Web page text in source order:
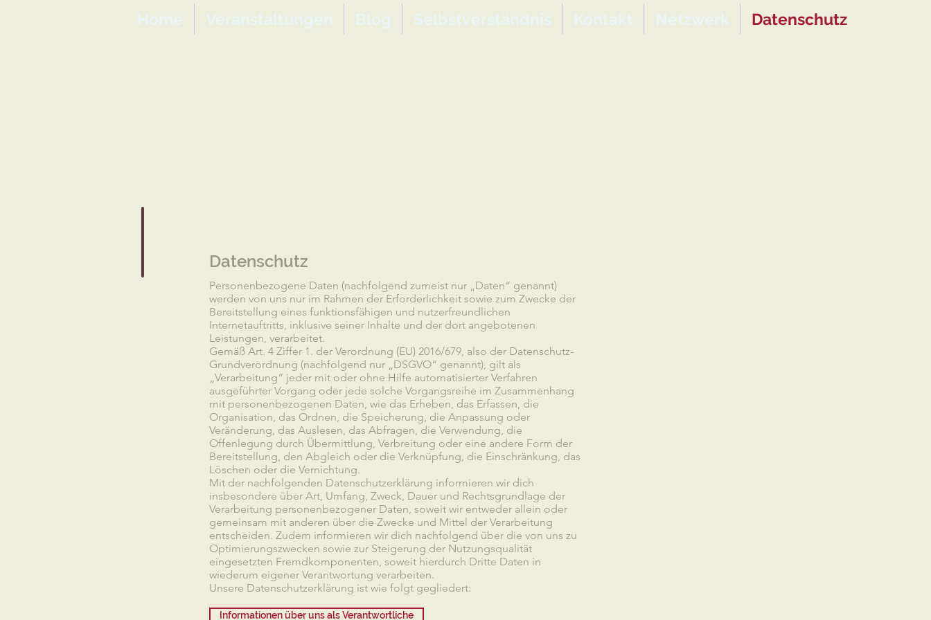
Home Veranstaltungen Blog Selbstverständnis Kontakt Netzwerk Datenschutz
Datenschutz
Personenbezogene Daten (nachfolgend zumeist nur „Daten“ genannt)
werden von uns nur im Rahmen der Erforderlichkeit sowie zum Zwecke der
Bereitstellung eines funktionsfähigen und nutzerfreundlichen
Internetauftritts, inklusive seiner Inhalte und der dort angebotenen
Leistungen, verarbeitet.
Gemäß Art. 4 Ziffer 1. der Verordnung (EU) 2016/679, also der Datenschutz-
Grundverordnung (nachfolgend nur „DSGVO“ genannt), gilt als
„Verarbeitung“ jeder mit oder ohne Hilfe automatisierter Verfahren
ausgeführter Vorgang oder jede solche Vorgangsreihe im Zusammenhang
mit personenbezogenen Daten, wie das Erheben, das Erfassen, die
Organisation, das Ordnen, die Speicherung, die Anpassung oder
Veränderung, das Auslesen, das Abfragen, die Verwendung, die
Offenlegung durch Übermittlung, Verbreitung oder eine andere Form der
Bereitstellung, den Abgleich oder die Verknüpfung, die Einschränkung, das
Löschen oder die Vernichtung.
Mit der nachfolgenden Datenschutzerklärung informieren wir dich
insbesondere über Art, Umfang, Zweck, Dauer und Rechtsgrundlage der
Verarbeitung personenbezogener Daten, soweit wir entweder allein oder
gemeinsam mit anderen über die Zwecke und Mittel der Verarbeitung
entscheiden. Zudem informieren wir dich nachfolgend über die von uns zu
Optimierungszwecken sowie zur Steigerung der Nutzungsqualität
eingesetzten Fremdkomponenten, soweit hierdurch Dritte Daten in
wiederum eigener Verantwortung verarbeiten.
Unsere Datenschutzerklärung ist wie folgt gegliedert:
Informationen über uns als Verantwortliche